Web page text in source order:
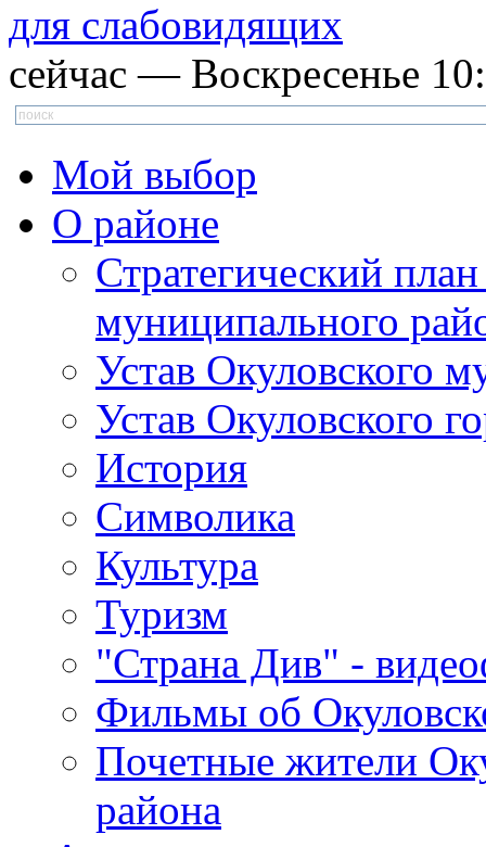
для слабовидящих
сейчас — Воскресенье
Мой выбор
О районе
Стратегический
муниципального
Устав Окуловского
Устав Окуловского
История
Символика
Культура
Туризм
"Страна Див" -
Фильмы об
Почетные жители
района